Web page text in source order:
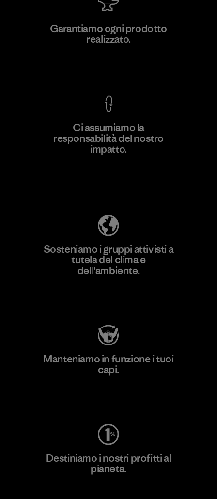
Scopri di più
PT Kanindo Makmur Jaya
Garantiamo ogni prodotto
realizzato.
Ci assumiamo la
responsabilità del nostro
impatto.
Sosteniamo i gruppi attivisti a
tutela del clima e
dell'ambiente.
Manteniamo in funzione i tuoi
capi.
Destiniamo i nostri profitti al
pianeta.